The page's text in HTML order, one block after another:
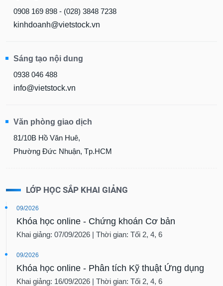
0908 169 898 - (028) 3848 7238
kinhdoanh@vietstock.vn
Sáng tạo nội dung
0938 046 488
info@vietstock.vn
Văn phòng giao dịch
81/10B Hồ Văn Huê,
Phường Đức Nhuận, Tp.HCM
LỚP HỌC SẮP KHAI GIẢNG
09/2026
Khóa học online - Chứng khoán Cơ bản
Khai giảng: 07/09/2026 | Thời gian: Tối 2, 4, 6
09/2026
Khóa học online - Phân tích Kỹ thuật Ứng dụng
Khai giảng: 16/09/2026 | Thời gian: Tối 2, 4, 6